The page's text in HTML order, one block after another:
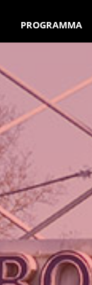
PROGRAMMA